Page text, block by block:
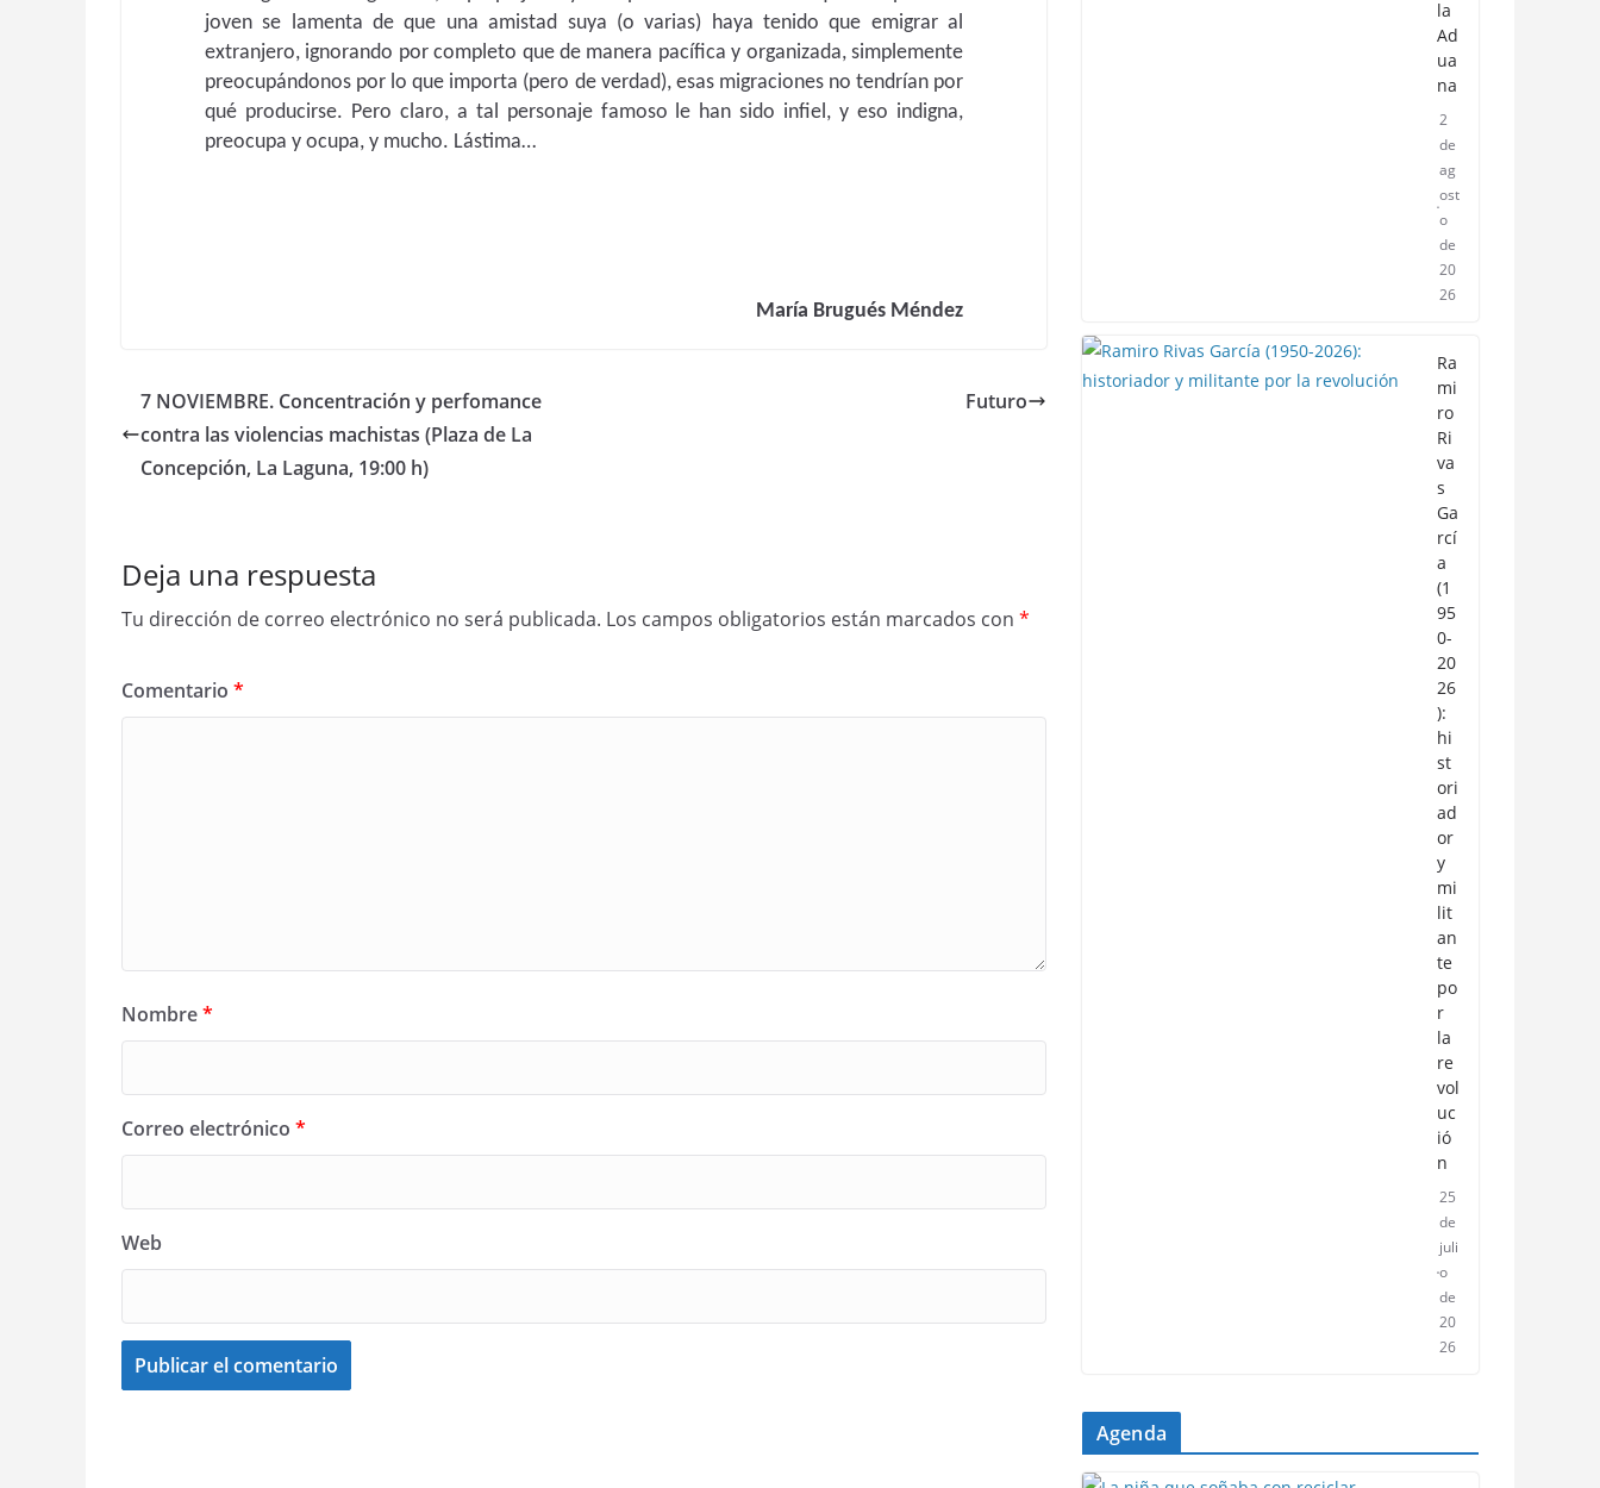
joven se lamenta de que una amistad suya (o varias) haya tenido que emigrar al
extranjero, ignorando por completo que de manera pacífica y organizada, simplemente
preocupándonos por lo que importa (pero de verdad), esas migraciones no tendrían por
qué producirse. Pero claro, a tal personaje famoso le han sido infiel, y eso indigna,
preocupa y ocupa, y mucho. Lástima…
María Brugués Méndez
7 NOVIEMBRE. Concentración y perfomance
contra las violencias machistas (Plaza de La
Concepción, La Laguna, 19:00 h)
Futuro
Deja una respuesta
Tu dirección de correo electrónico no será publicada. Los campos obligatorios están marcados con *
Comentario *
Nombre*
Correo electrónico *
Web
la
Ad
ua
na
2
de
ag
ost
o
de
20
26
Ra
mi
ro
Ri
va
s
Ga
rcí
a
(1
95
0-
20
26
):
hi
st
ori
ad
or
y
mi
lit
an
te
po
r
la
re
vol
uc
ió
n
25
de
juli
o
de
20
26
Agenda